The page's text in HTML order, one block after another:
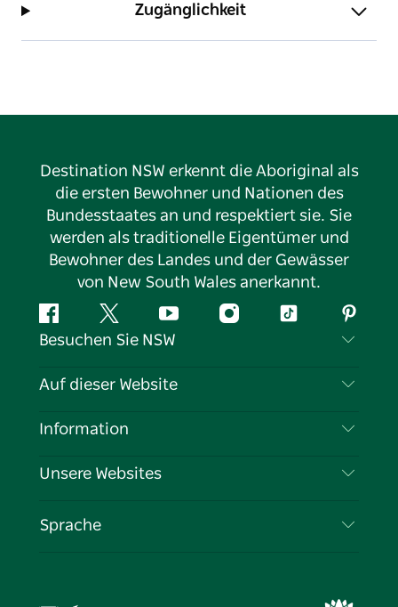
Zugänglichkeit
Destination NSW erkennt die Aboriginal als
die ersten Bewohner und Nationen des
Bundesstaates an und respektiert sie. Sie
werden als traditionelle Eigentümer und
Bewohner des Landes und der Gewässer
von New South Wales anerkannt.
FacebookTwitter YouTubeInstagramTikTok
Besuchen Sie NSW
Kontaktieren Sie uns
Cookie-Hinweis
Auf dieser Website
Reiseziele
Veranstaltungen
Information
Reiseinformationen
Unternehmen in NSW
Unsere Websites
Sprache